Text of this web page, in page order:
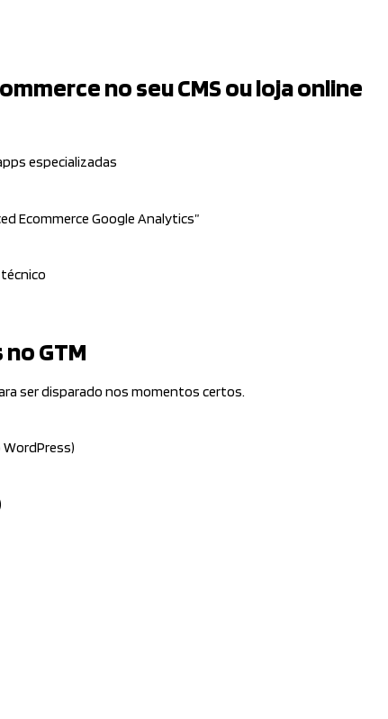
no seu CMS ou loja online
especializadas
Ecommerce Google Analytics”
GTM
ser disparado nos momentos certos.